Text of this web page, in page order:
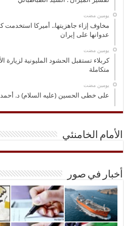
‏يومين مضت
مخاوف إزاء جاهزيتها.. أميركا استخدمت
عدوانها على إيران
‏يومين مضت
كربلاء تستقبل الحشود المليونية لزيارة
متكاملة
‏يومين مضت
على خطى الحسين (عليه السلام) د.
الأمام الخامنئي
أخبار في صور